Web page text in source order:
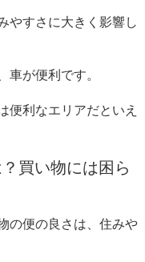
やすさに大きく影響し
車が便利です。
便利なエリアだといえ
買い物には困ら
の便の良さは、住みや